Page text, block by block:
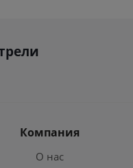
Компания
О нас